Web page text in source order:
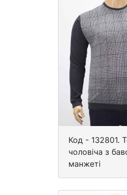
Код - 132801.
чоловіча з
манжеті